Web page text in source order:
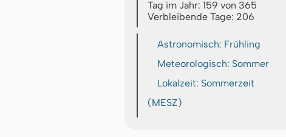
Tag im Jahr: 159 von 365
Verbleibende Tage: 206
Astronomisch: Frühling
Meteorologisch: Sommer
Lokalzeit: Sommerzeit
(MESZ)